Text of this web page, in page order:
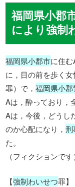
福岡県小郡
により強制
福岡県小郡市に住
に，目の前を歩く
罪）で，福岡県小
Aは，酔っており，
Aは，今後，どうし
のか心配になり，刑
た。
（フィクションです
【強制わいせつ罪】